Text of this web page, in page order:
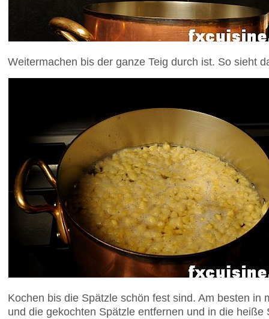
Weitermachen bis der ganze Teig durch ist. So sieht
Kochen bis die Spätzle schön fest sind. Am besten in
und die gekochten Spätzle entfernen und in die